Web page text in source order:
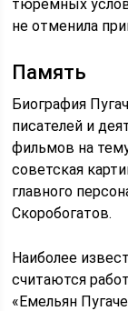
тюремных
не отменила
Память
Биография
писателей и
фильмов на
советская
главного
Скоробогатов.
Наиболее
считаются
«Емельян